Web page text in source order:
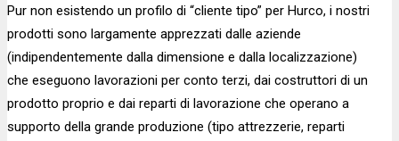
Pur non esistendo un profilo di “cliente tipo” per Hurco, i nostri
prodotti sono largamente apprezzati dalle aziende
(indipendentemente dalla dimensione e dalla localizzazione)
che eseguono lavorazioni per conto terzi, dai costruttori di un
prodotto proprio e dai reparti di lavorazione che operano a
supporto della grande produzione (tipo attrezzerie, reparti